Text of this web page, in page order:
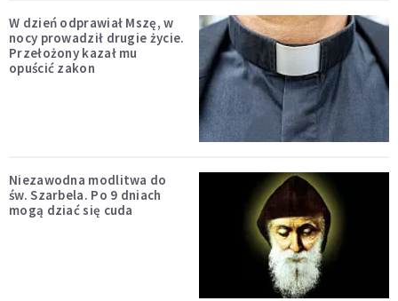
W dzień odprawiał Mszę, w
nocy prowadził drugie życie.
Przełożony kazał mu
opuścić zakon
Niezawodna modlitwa do
św. Szarbela. Po 9 dniach
mogą dziać się cuda